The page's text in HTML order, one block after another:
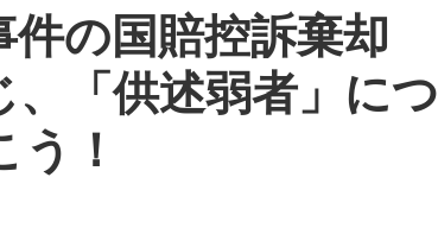
件の国賠控訴棄却
「供述弱者」につ
！